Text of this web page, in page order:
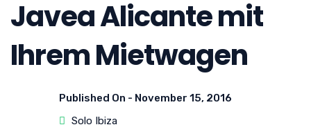
Javea Alicante mit
Ihrem Mietwagen
Published On - November 15, 2016
Solo Ibiza